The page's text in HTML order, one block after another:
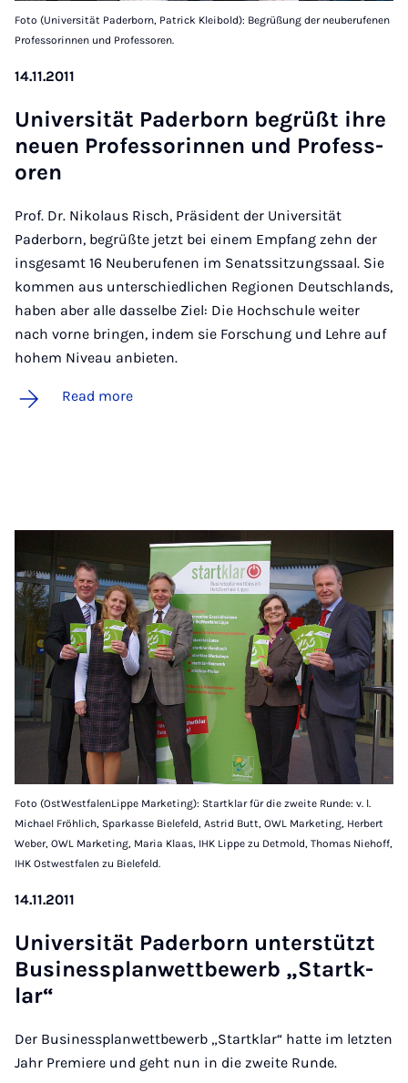
Foto (Universität Paderborn, Patrick Kleibold): Begrüßung der neuberufenen
Professorinnen und Professoren.
14.11.2011
Uni­versität Pader­born be­grüßt ihre
neuen Pro­fess­orinnen und Pro­fess­
oren
Prof. Dr. Nikolaus Risch, Präsident der Universität
Paderborn, begrüßte jetzt bei einem Empfang zehn der
insgesamt 16 Neuberufenen im Senatssitzungssaal. Sie
kommen aus unterschiedlichen Regionen Deutschlands,
haben aber alle dasselbe Ziel: Die Hochschule weiter
nach vorne bringen, indem sie Forschung und Lehre auf
hohem Niveau anbieten.
Read more
Foto (OstWestfalenLippe Marketing): Startklar für die zweite Runde: v. l.
Michael Fröhlich, Sparkasse Bielefeld, Astrid Butt, OWL Marketing, Herbert
Weber, OWL Marketing, Maria Klaas, IHK Lippe zu Detmold, Thomas Niehoff,
IHK Ostwestfalen zu Bielefeld.
14.11.2011
Uni­versität Pader­born un­ter­stützt
Busi­ness­plan­wettbe­w­erb „Startk­
lar“
Der Businessplanwettbewerb „Startklar“ hatte im letzten
Jahr Premiere und geht nun in die zweite Runde.